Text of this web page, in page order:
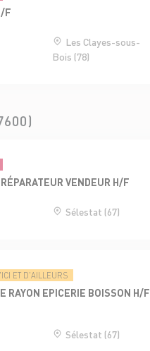
F
Les Clayes-sous-
Bois (78)
VENDEUR H/F
Sélestat (67)
ET D'AILLEURS
RAYON EPICERIE BOISSON H/F
Sélestat (67)